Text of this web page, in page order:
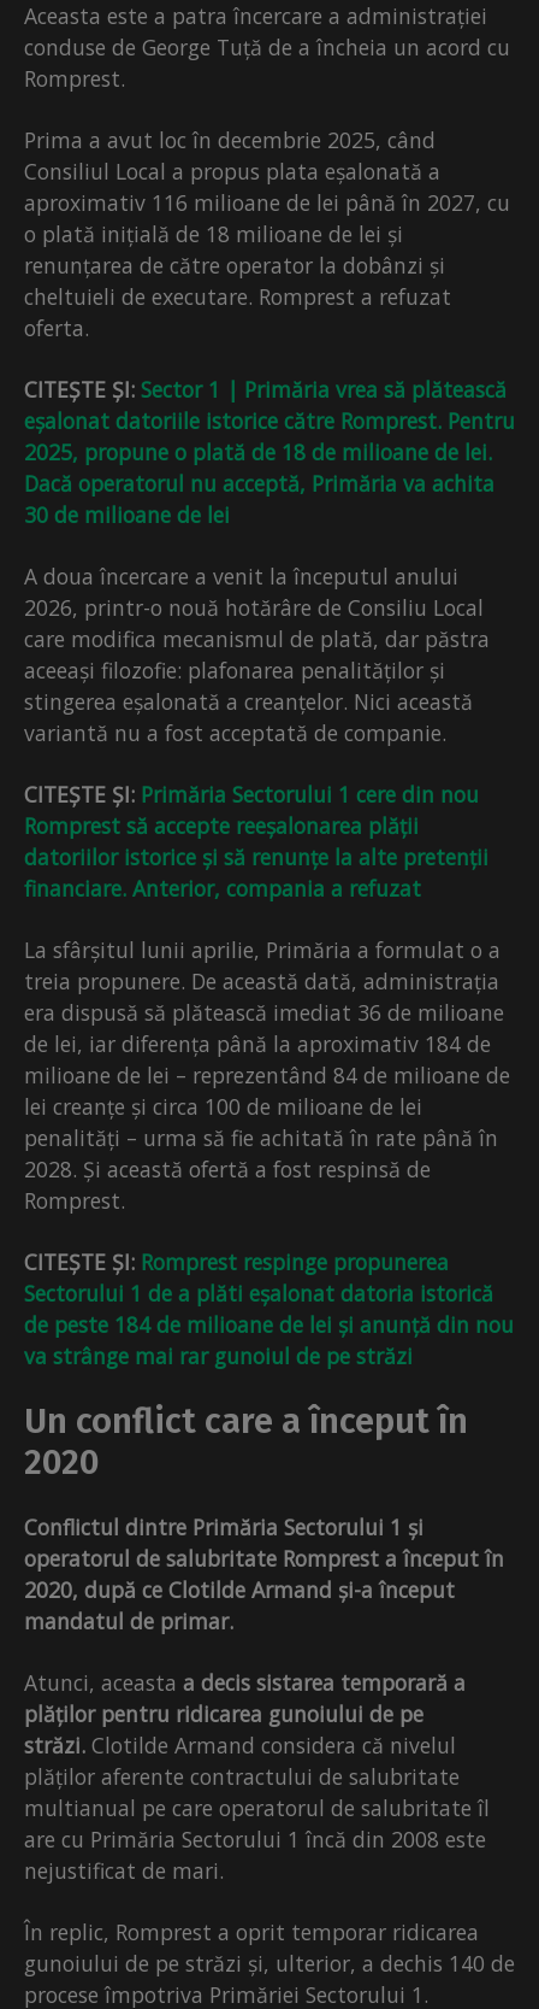
Aceasta este a patra încercare a administrației
conduse de George Tuță de a încheia un acord cu
Romprest.
Prima a avut loc în decembrie 2025, când
Consiliul Local a propus plata eșalonată a
aproximativ 116 milioane de lei până în 2027, cu
o plată inițială de 18 milioane de lei și
renunțarea de către operator la dobânzi și
cheltuieli de executare. Romprest a refuzat
oferta.
CITEȘTE ȘI: Sector 1 | Primăria vrea să plătească
eșalonat datoriile istorice către Romprest. Pentru
2025, propune o plată de 18 de milioane de lei.
Dacă operatorul nu acceptă, Primăria va achita
30 de milioane de lei
A doua încercare a venit la începutul anului
2026, printr-o nouă hotărâre de Consiliu Local
care modifica mecanismul de plată, dar păstra
aceeași filozofie: plafonarea penalităților și
stingerea eșalonată a creanțelor. Nici această
variantă nu a fost acceptată de companie.
CITEȘTE ȘI: Primăria Sectorului 1 cere din nou
Romprest să accepte reeșalonarea plății
datoriilor istorice și să renunțe la alte pretenții
financiare. Anterior, compania a refuzat
La sfârșitul lunii aprilie, Primăria a formulat o a
treia propunere. De această dată, administrația
era dispusă să plătească imediat 36 de milioane
de lei, iar diferența până la aproximativ 184 de
milioane de lei – reprezentând 84 de milioane de
lei creanțe și circa 100 de milioane de lei
penalități – urma să fie achitată în rate până în
2028. Și această ofertă a fost respinsă de
Romprest.
CITEȘTE ȘI: Romprest respinge propunerea
Sectorului 1 de a plăti eșalonat datoria istorică
de peste 184 de milioane de lei și anunță din nou
va strânge mai rar gunoiul de pe străzi
Un conflict care a început în
2020
Conflictul dintre Primăria Sectorului 1 și
operatorul de salubritate Romprest a început în
2020, după ce Clotilde Armand și-a început
mandatul de primar.
Atunci, aceasta a decis sistarea temporară a
plăților pentru ridicarea gunoiului de pe
străzi. Clotilde Armand considera că nivelul
plăților aferente contractului de salubritate
multianual pe care operatorul de salubritate îl
are cu Primăria Sectorului 1 încă din 2008 este
nejustificat de mari.
În replic, Romprest a oprit temporar ridicarea
gunoiului de pe străzi și, ulterior, a dechis 140 de
procese împotriva Primăriei Sectorului 1.